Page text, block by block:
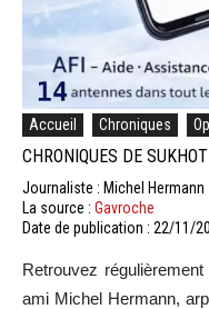
Accueil Chroniques
CHRONIQUES DE
Journaliste : Michel Hermann
La source : Gavroche
Date de publication : 22/11/
Retrouvez
ami Michel Hermann,